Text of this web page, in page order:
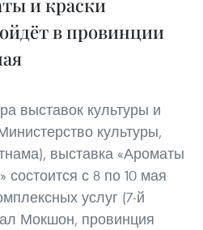
и краски
в провинции
выставок культуры и
культуры,
выставка «Ароматы
состоится с 8 по 10 мая
услуг (7-й
Мокшон, провинция